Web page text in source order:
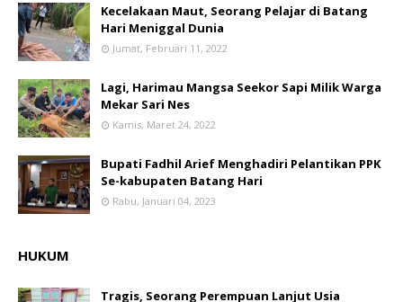
Kecelakaan Maut, Seorang Pelajar di Batang
Hari Meniggal Dunia
Jumat, Februari 11, 2022
Lagi, Harimau Mangsa Seekor Sapi Milik Warga
Mekar Sari Nes
Kamis, Maret 24, 2022
Bupati Fadhil Arief Menghadiri Pelantikan PPK
Se-kabupaten Batang Hari
Rabu, Januari 04, 2023
HUKUM
Tragis, Seorang Perempuan Lanjut Usia